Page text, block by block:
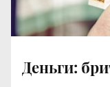
Деньги: